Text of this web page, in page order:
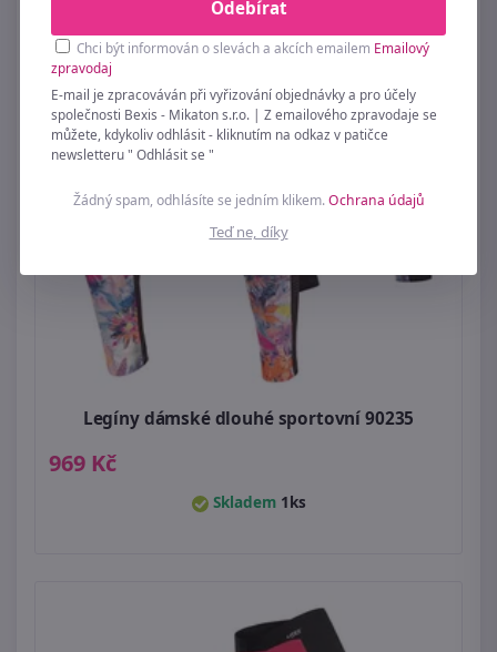
Legíny dámské dlouhé sportovní 90235
969 Kč
Skladem 1ks
Odebírat
Chci být informován o slevách a akcích emailem Emailový
zpravodaj
E-mail je zpracováván při vyřizování objednávky a pro účely
společnosti Bexis - Mikaton s.r.o. | Z emailového zpravodaje se
můžete, kdykoliv odhlásit - kliknutím na odkaz v patičce
newsletteru " Odhlásit se "
Žádný spam, odhlásíte se jedním klikem.Ochrana údajů
Teď ne, díky